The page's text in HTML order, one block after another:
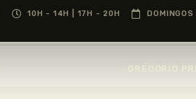
10H - 14H | 17H - 20H